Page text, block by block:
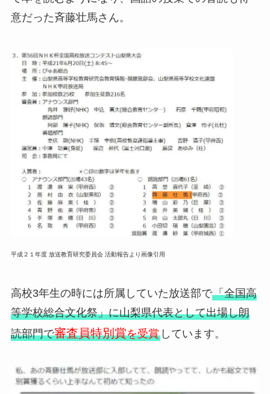
意だった斉藤壮馬さん。
平成２１年度 放送教育研究委員会 活動報告より画像引用
高校3年生の時には所属していた放送部で「全国高
等学校総合文化祭」に山梨県代表として出場し朗
読部門で審査員特別賞を受賞しています。